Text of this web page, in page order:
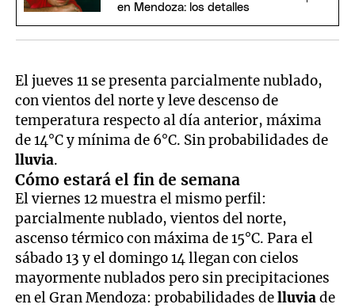
en Mendoza: los detalles
El jueves 11 se presenta parcialmente nublado,
con vientos del norte y leve descenso de
temperatura respecto al día anterior, máxima
de 14°C y mínima de 6°C. Sin probabilidades de
lluvia.
Cómo estará el fin de semana
El viernes 12 muestra el mismo perfil:
parcialmente nublado, vientos del norte,
ascenso térmico con máxima de 15°C. Para el
sábado 13 y el domingo 14 llegan con cielos
mayormente nublados pero sin precipitaciones
en el Gran Mendoza: probabilidades delluviade